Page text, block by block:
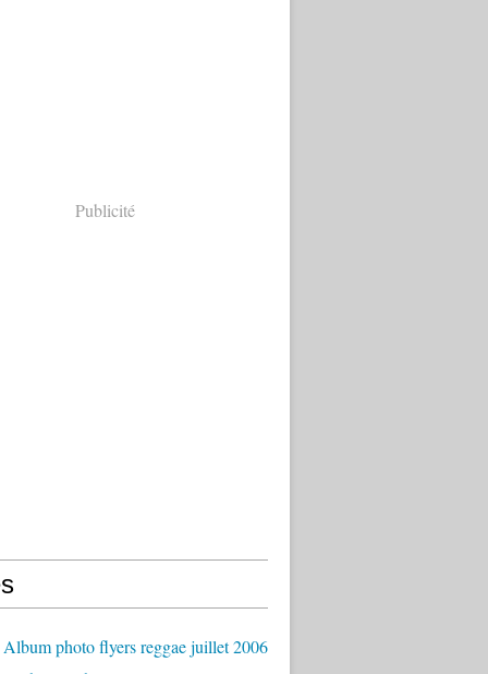
Publicité
photo flyers reggae juillet 2006